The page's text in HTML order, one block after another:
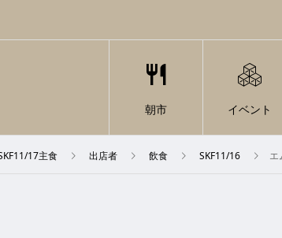
朝市 イベント
17主食 出店者 飲食 SKF11/16 エ